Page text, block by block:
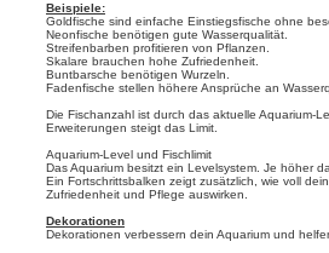
Beispiele:
Goldfische sind einfache Einstiegsfische ohne
Neonfische benötigen gute Wasserqualität.
Streifenbarben profitieren von Pflanzen.
Skalare brauchen hohe Zufriedenheit.
Buntbarsche benötigen Wurzeln.
Fadenfische stellen höhere Ansprüche an
Die Fischanzahl ist durch das aktuelle Aquarium-
Erweiterungen steigt das Limit.
Aquarium-Level und Fischlimit
Das Aquarium besitzt ein Levelsystem. Je höher
Ein Fortschrittsbalken zeigt zusätzlich, wie voll
Zufriedenheit und Pflege auswirken.
Dekorationen
Dekorationen verbessern dein Aquarium und